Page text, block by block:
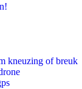
kneuzing of breuk